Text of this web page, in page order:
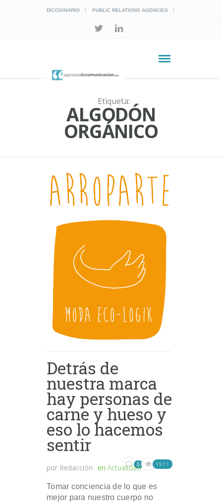
DICCIONARIO PUBLIC RELATIONS AGENCIES
Etiqueta:
ALGODÓN
ORGÁNICO
Detrás de
nuestra marca
hay personas de
carne y hueso y
eso lo hacemos
sentir
por Redacción en Actualidad
0 1911
Tomar conciencia de lo que es
mejor para nuestro cuerpo no